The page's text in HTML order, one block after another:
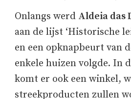
Onlangs werd Aldeia das
aan de lijst ‘Historische
en een opknapbeurt van
enkele huizen volgde. In
komt er ook een winkel,
streekproducten zullen